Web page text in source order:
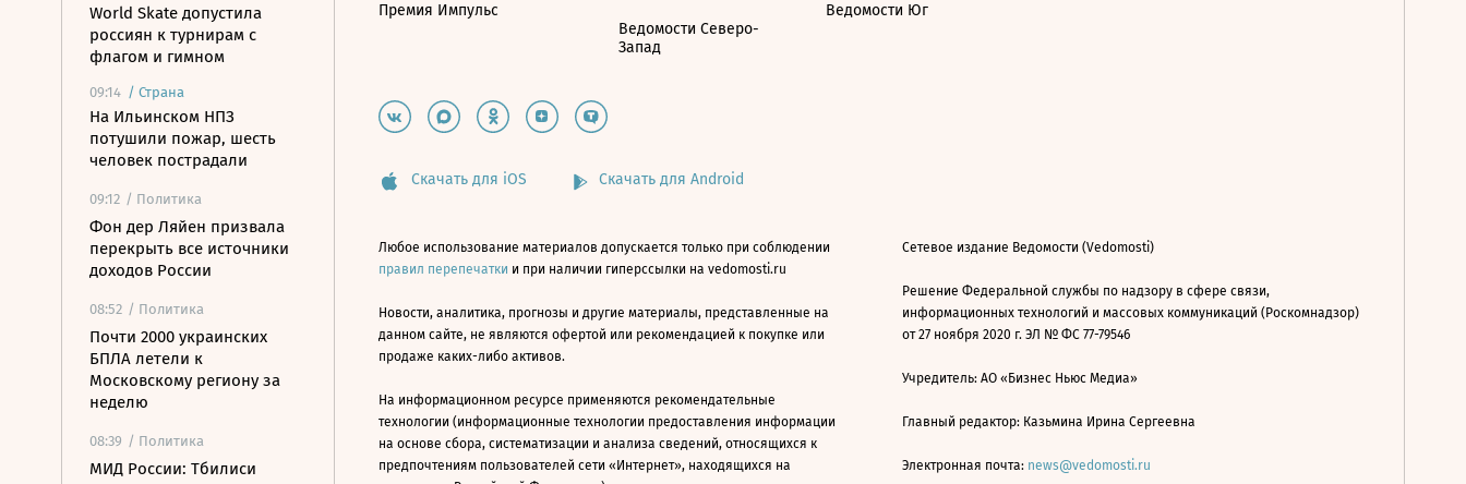
World Skate допустила
россиян к турнирам с
флагом и гимном
09:14 / Страна
На Ильинском НПЗ
потушили пожар, шесть
человек пострадали
09:12 / Политика
Фон дер Ляйен призвала
перекрыть все источники
доходов России
08:52 / Политика
Почти 2000 украинских
БПЛА летели к
Московскому региону за
неделю
08:39 / Политика
МИД России: Тбилиси
Премия Импульс
Ведомости Северо-
Запад
Ведомости Юг
Скачать для iOS Скачать для Android
Любое использование материалов допускается только при соблюдении
правил перепечатки и при наличии гиперссылки на vedomosti.ru
Новости, аналитика, прогнозы и другие материалы, представленные на
данном сайте, не являются офертой или рекомендацией к покупке или
продаже каких-либо активов.
На информационном ресурсе применяются рекомендательные
технологии (информационные технологии предоставления информации
на основе сбора, систематизации и анализа сведений, относящихся к
предпочтениям пользователей сети «Интернет», находящихся на
Сетевое издание Ведомости (Vedomosti)
Решение Федеральной службы по надзору в сфере связи,
информационных технологий и массовых коммуникаций (Роскомнадзор)
от 27 ноября 2020 г. ЭЛ № ФС 77-79546
Учредитель: АО «Бизнес Ньюс Медиа»
Главный редактор: Казьмина Ирина Сергеевна
Электронная почта: news@vedomosti.ru